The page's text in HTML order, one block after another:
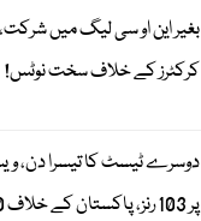
بغیر این او سی لیگ میں
کرکٹرز کے خلاف سخت نوٹس!